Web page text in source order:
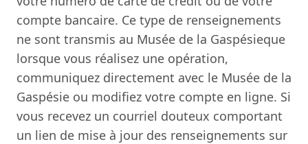
compte bancaire. Ce type de renseignements
ne sont transmis au Musée de la Gaspésieque
lorsque vous réalisez une opération,
communiquez directement avec le Musée de la
Gaspésie ou modifiez votre compte en ligne. Si
vous recevez un courriel douteux comportant
un lien de mise à jour des renseignements sur